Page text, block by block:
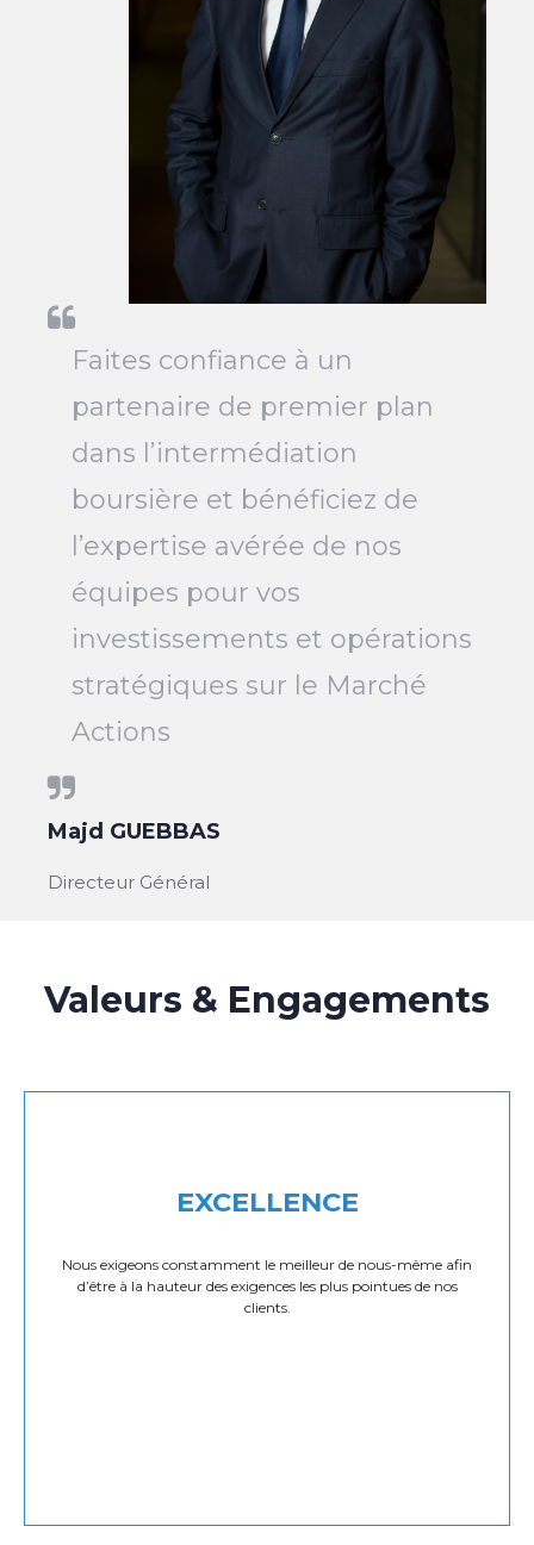
Faites confiance à un
partenaire de premier plan
dans l’intermédiation
boursière et bénéficiez de
l’expertise avérée de nos
équipes pour vos
investissements et opérations
stratégiques sur le Marché
Actions
Majd GUEBBAS
Directeur Général
Valeurs & Engagements
EXCELLENCE
Nous exigeons constamment le meilleur de nous-même afin
d’être à la hauteur des exigences les plus pointues de nos
clients.